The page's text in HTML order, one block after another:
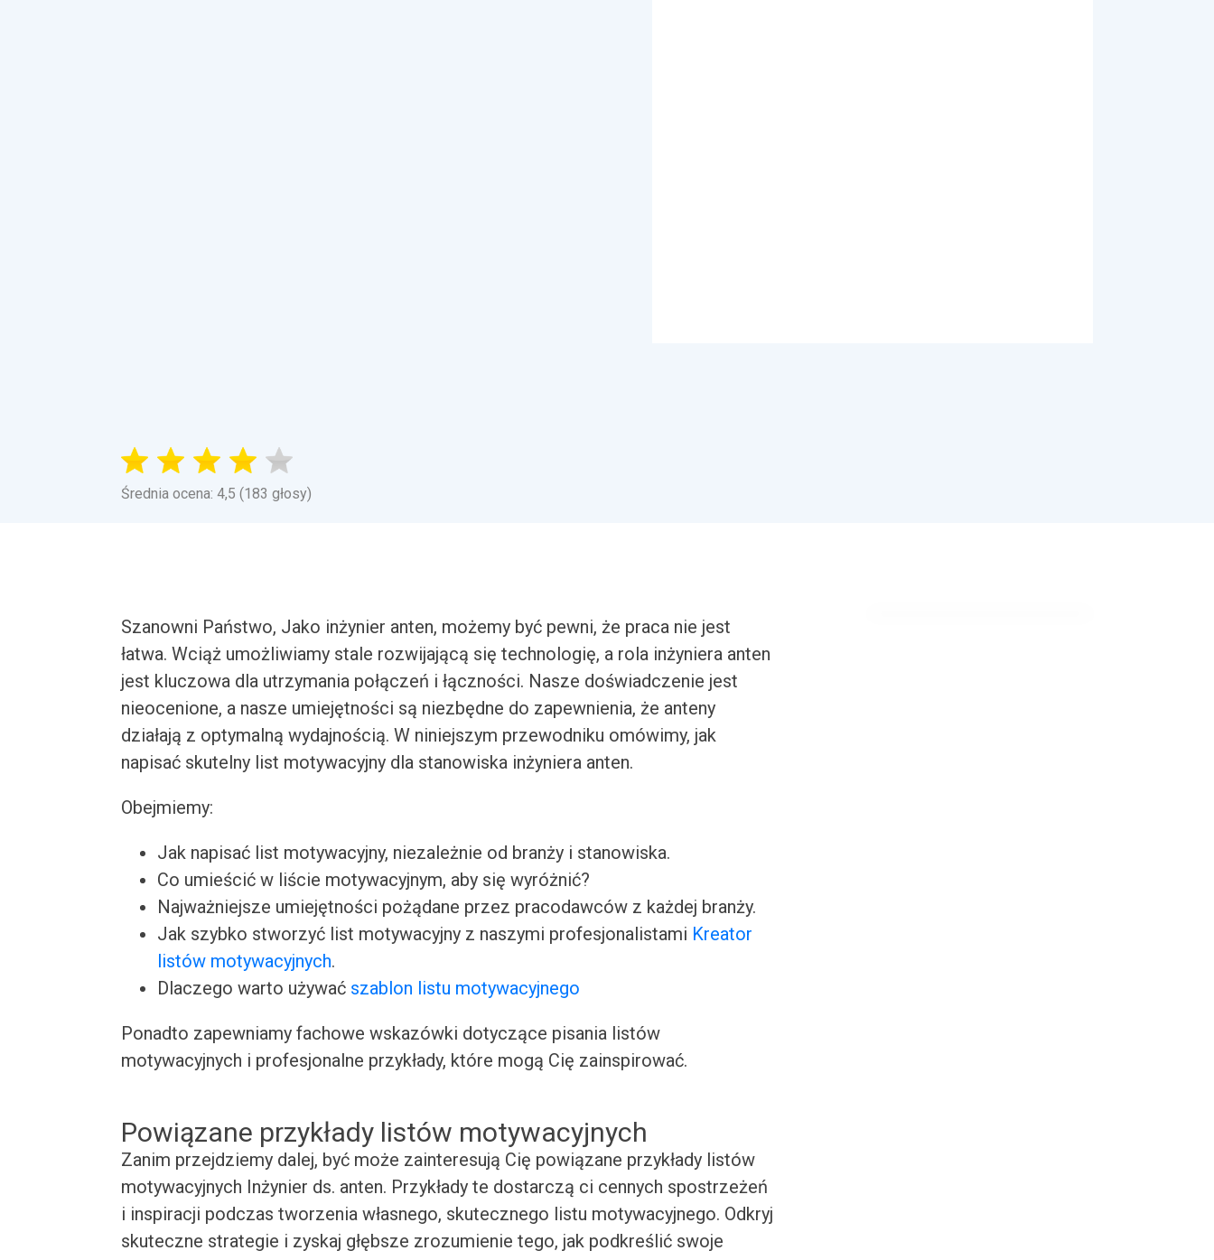
Średnia ocena: 4,5 (183 głosy)
Szanowni Państwo, Jako inżynier anten, możemy być pewni, że praca nie jest
łatwa. Wciąż umożliwiamy stale rozwijającą się technologię, a rola inżyniera anten
jest kluczowa dla utrzymania połączeń i łączności. Nasze doświadczenie jest
nieocenione, a nasze umiejętności są niezbędne do zapewnienia, że anteny
działają z optymalną wydajnością. W niniejszym przewodniku omówimy, jak
napisać skutelny list motywacyjny dla stanowiska inżyniera anten.
Obejmiemy:
Jak napisać list motywacyjny, niezależnie od branży i stanowiska.
Co umieścić w liście motywacyjnym, aby się wyróżnić?
Najważniejsze umiejętności pożądane przez pracodawców z każdej branży.
Jak szybko stworzyć list motywacyjny z naszymi profesjonalistami Kreator
listów motywacyjnych.
Dlaczego warto używać szablon listu motywacyjnego
Ponadto zapewniamy fachowe wskazówki dotyczące pisania listów
motywacyjnych i profesjonalne przykłady, które mogą Cię zainspirować.
Powiązane przykłady listów motywacyjnych
Zanim przejdziemy dalej, być może zainteresują Cię powiązane przykłady listów
motywacyjnych Inżynier ds. anten. Przykłady te dostarczą ci cennych spostrzeżeń
i inspiracji podczas tworzenia własnego, skutecznego listu motywacyjnego. Odkryj
skuteczne strategie i zyskaj głębsze zrozumienie tego, jak podkreślić swoje